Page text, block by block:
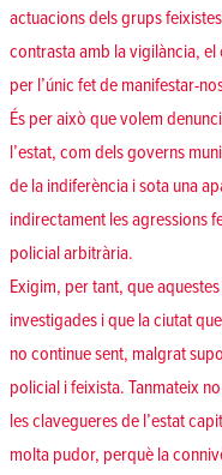
actuacions dels grups
contrasta amb la vigilància,
per l’únic fet de manifestar-
És per això que volem
l’estat, com dels governs
de la indiferència i sota una
indirectament les agressions
policial arbitrària.
Exigim, per tant, que
investigades i que la ciutat
no continue sent, malgrat
policial i feixista. Tanmateix
les clavegueres de l’estat
molta pudor, perquè la